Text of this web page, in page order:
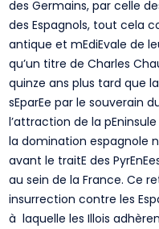
des Germains, par celle
des Espagnols, tout cela
antique et mEdiEvale de
qu’un titre de Charles
quinze ans plus tard que
sEparEe par le souverain
l’attraction de la
la domination espagnole
avant le traitE des
au sein de la France. Ce
insurrection contre les
à laquelle les Illois